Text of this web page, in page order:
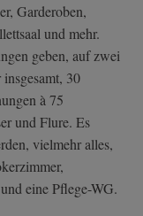
Garderoben,
und mehr.
geben, auf zwei
30
à 75
und Flure. Es
vielmehr alles,
eine Pflege-WG.